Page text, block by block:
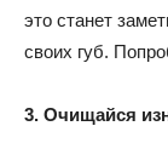
это станет
своих губ.
3. Очищайся